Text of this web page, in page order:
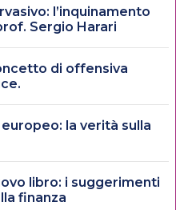
l’inquinamento
Sergio Harari
di offensiva
la verità sulla
libro: i suggerimenti
finanza